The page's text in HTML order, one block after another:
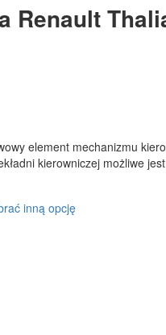
Renault
element mechanizmu
kierowniczej możliwe
inną opcję